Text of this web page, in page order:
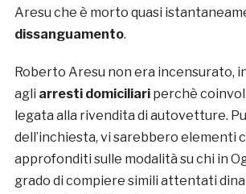
Aresu che è morto quasi
dissanguamento.
Roberto Aresu non era incensurato,
agli arresti domiciliariperchè
legata alla rivendita di autovetture.
dell’inchiesta, vi sarebbero elementi
approfonditi sulle modalità su chi in
grado di compiere simili attentati